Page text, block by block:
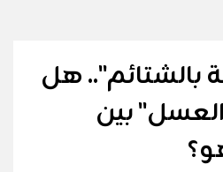
بالشتائم".. هل
بين